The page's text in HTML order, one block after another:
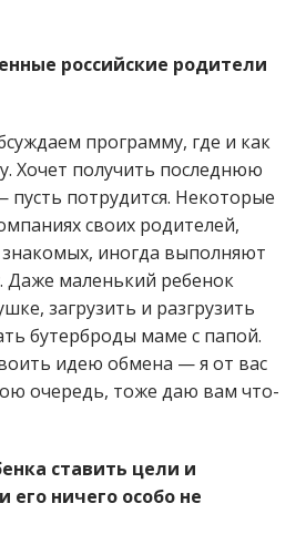
российские родители
программу, где и как
Хочет получить последнюю
потрудится. Некоторые
своих родителей,
иногда выполняют
маленький ребенок
загрузить и разгрузить
бутерброды маме с папой.
идею обмена — я от вас
очередь, тоже даю вам что-
ставить цели и
его ничего особо не